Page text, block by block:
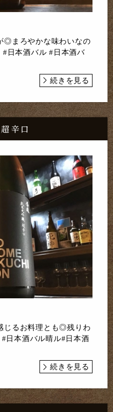
◎まろやかな味わいなの
#日本酒バル #日本酒バ
続きを見る
辛口
じるお料理とも◎残りわ
日本酒バル晴ル#日本酒
続きを見る